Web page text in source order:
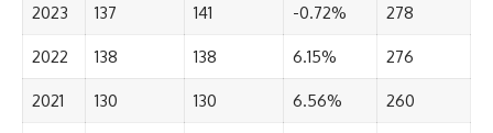
2023 137 141 -0.72% 278
2022 138 138 6.15% 276
2021 130 130 6.56% 260